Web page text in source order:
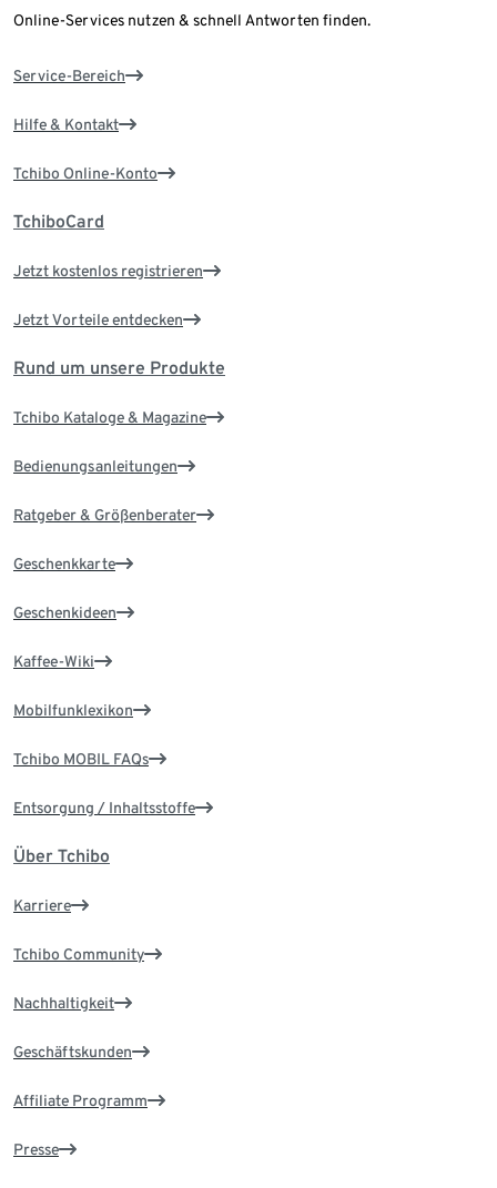
Online-Services nutzen & schnell Antworten finden.
Service-Bereich
Hilfe & Kontakt
Tchibo Online-Konto
TchiboCard
Jetzt kostenlos registrieren
Jetzt Vorteile entdecken
Rund um unsere Produkte
Tchibo Kataloge & Magazine
Bedienungsanleitungen
Ratgeber & Größenberater
Geschenkkarte
Geschenkideen
Kaffee-Wiki
Mobilfunklexikon
Tchibo MOBIL FAQs
Entsorgung / Inhaltsstoffe
Über Tchibo
Karriere
Tchibo Community
Nachhaltigkeit
Geschäftskunden
Affiliate Programm
Presse